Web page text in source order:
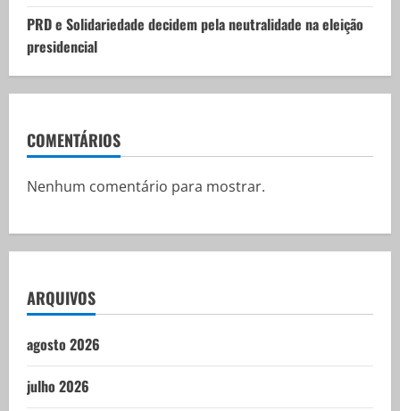
PRD e Solidariedade decidem pela neutralidade na eleição
presidencial
COMENTÁRIOS
Nenhum comentário para mostrar.
ARQUIVOS
agosto 2026
julho 2026